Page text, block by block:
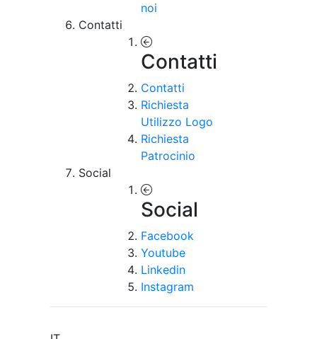
noi
Contatti
Contatti
Contatti
Richiesta
Utilizzo Logo
Richiesta
Patrocinio
Social
Social
Facebook
Youtube
Linkedin
Instagram